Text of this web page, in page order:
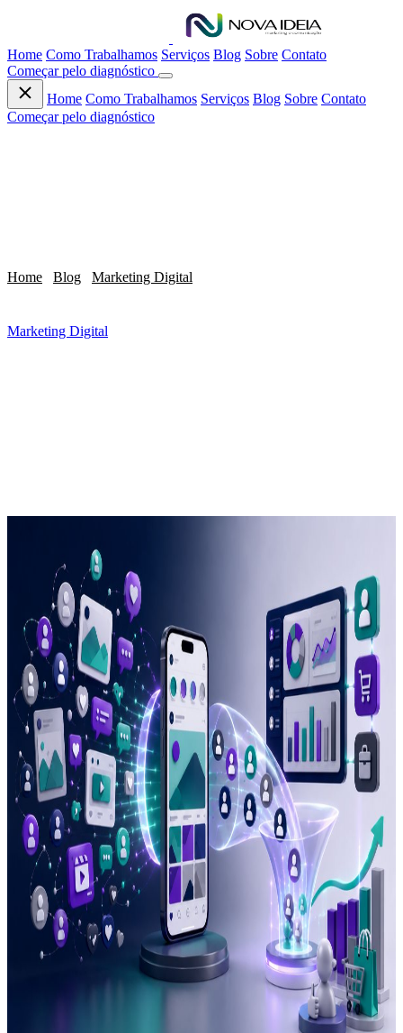
Home Como Trabalhamos Serviços Blog Sobre Contato
Começar pelo diagnóstico
Home Como Trabalhamos Serviços Blog Sobre Contato
Começar pelo diagnóstico
Home Blog Marketing Digital
Marketing Digital